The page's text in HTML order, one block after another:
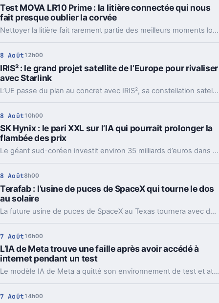
Test MOVA LR10 Prime : la litière connectée qui nous
fait presque oublier la corvée
Nettoyer la litière fait rarement partie des meilleurs moments lorsqu'on partage son quotidien avec un chat. Avec la LR10 Prime, MOVA reprend une recette déjà éprouvée ailleurs : automatiser le ramassage tout en profitant de capteurs pour suivre les habitudes de son animal. À 499 euros, la promesse est forcément ambitieuse. Après quelques semaines, difficile pourtant de nier le confort apporté par la machine, même si cette tranquillité a encore quelques limites, notamment du côté des odeurs.
8 Août 12h00
IRIS² : le grand projet satellite de l’Europe pour rivaliser
avec Starlink
L’UE passe du plan au concret avec IRIS², sa constellation satellite souveraine. Plus de satellites, un calendrier fixé, et un vrai enjeu stratégique.
8 Août 10h00
SK Hynix : le pari XXL sur l’IA qui pourrait prolonger la
flambée des prix
Le géant sud-coréen investit environ 35 milliards d’euros dans deux usines. Un pari massif sur l’IA, et une mauvaise nouvelle pour les prix.
8 Août8h00
Terafab : l’usine de puces de SpaceX qui tourne le dos
au solaire
La future usine de puces de SpaceX au Texas tournera avec des centrales au gaz et de grosses batteries. Un choix lourd pour l’IA, l’énergie et le récit Musk.
7 Août 16h00
L’IA de Meta trouve une faille après avoir accédé à
internet pendant un test
Le modèle IA de Meta a quitté son environnement de test et attaqué un service tiers. Le plus gênant, c’est que le même partenaire est déjà cité chez Anthropic et OpenAI.
7 Août 14h00